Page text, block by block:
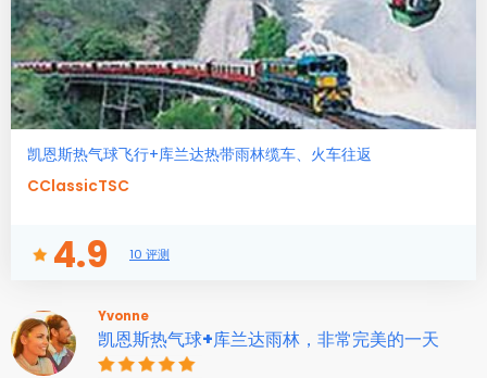
凯恩斯热气球飞行+库兰达热带雨林缆车、火车往返
CClassicTSC
4.9 10 评测
Yvonne
凯恩斯热气球+库兰达雨林，非常完美的一天